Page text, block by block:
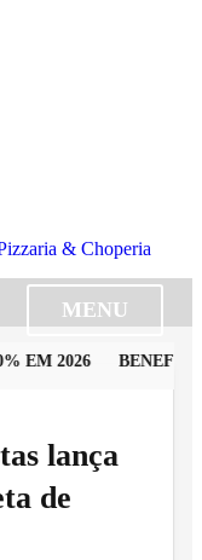
MENU
2026
lança
de